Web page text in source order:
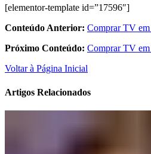
[elementor-template id=”17596″]
Conteúdo Anterior: Comprar TV
Próximo Conteúdo: Comprar TV
Voltar à Página Inicial
Artigos Relacionados